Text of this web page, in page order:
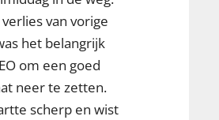
van vorige
het belangrijk
om een goed
neer te zetten.
scherp en wist